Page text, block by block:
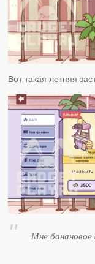
Вот такая летняя
Мне